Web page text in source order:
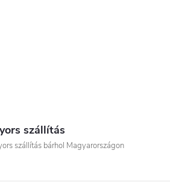
szállítás
szállítás bárhol Magyarországon